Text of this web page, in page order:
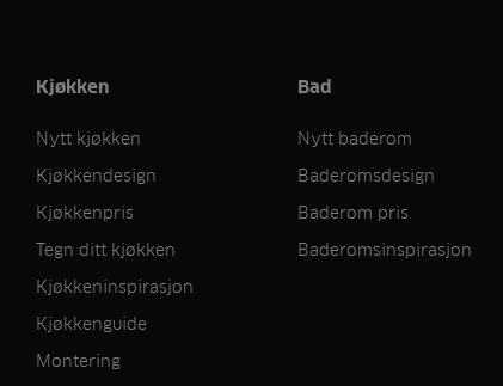
Kjøkken
Nytt kjøkken
Kjøkkendesign
Kjøkkenpris
Tegn ditt kjøkken
Kjøkkeninspirasjon
Kjøkkenguide
Montering
Bad
Nytt baderom
Baderomsdesign
Baderom pris
Baderomsinspirasjon